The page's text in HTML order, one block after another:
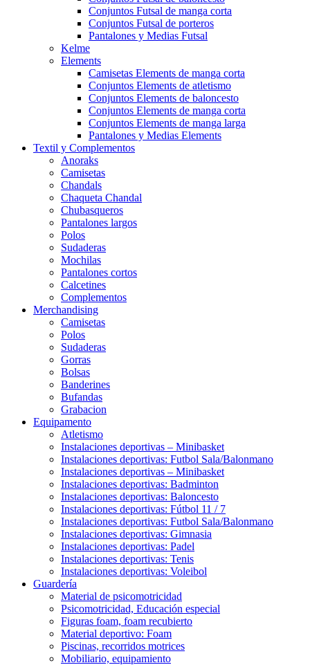
Conjuntos Futsal de manga corta
Conjuntos Futsal de porteros
Pantalones y Medias Futsal
Kelme
Elements
Camisetas Elements de manga corta
Conjuntos Elements de atletismo
Conjuntos Elements de baloncesto
Conjuntos Elements de manga corta
Conjuntos Elements de manga larga
Pantalones y Medias Elements
Textil y Complementos
Anoraks
Camisetas
Chandals
Chaqueta Chandal
Chubasqueros
Pantalones largos
Polos
Sudaderas
Mochilas
Pantalones cortos
Calcetines
Complementos
Merchandising
Camisetas
Polos
Sudaderas
Gorras
Bolsas
Banderines
Bufandas
Grabacion
Equipamento
Atletismo
Instalaciones deportivas – Minibasket
Instalaciones deportivas: Futbol Sala/Balonmano
Instalaciones deportivas – Minibasket
Instalaciones deportivas: Badminton
Instalaciones deportivas: Baloncesto
Instalaciones deportivas: Fútbol 11 / 7
Instalaciones deportivas: Futbol Sala/Balonmano
Instalaciones deportivas: Gimnasia
Instalaciones deportivas: Padel
Instalaciones deportivas: Tenis
Instalaciones deportivas: Voleibol
Guardería
Material de psicomotricidad
Psicomotricidad, Educación especial
Figuras foam, foam recubierto
Material deportivo: Foam
Piscinas, recorridos motrices
Mobiliario, equipamiento